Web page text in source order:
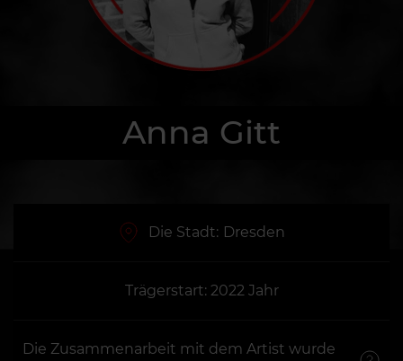
Anna Gitt
Die Stadt: Dresden
Trägerstart: 2022 Jahr
Die Zusammenarbeit mit dem Artist wurde